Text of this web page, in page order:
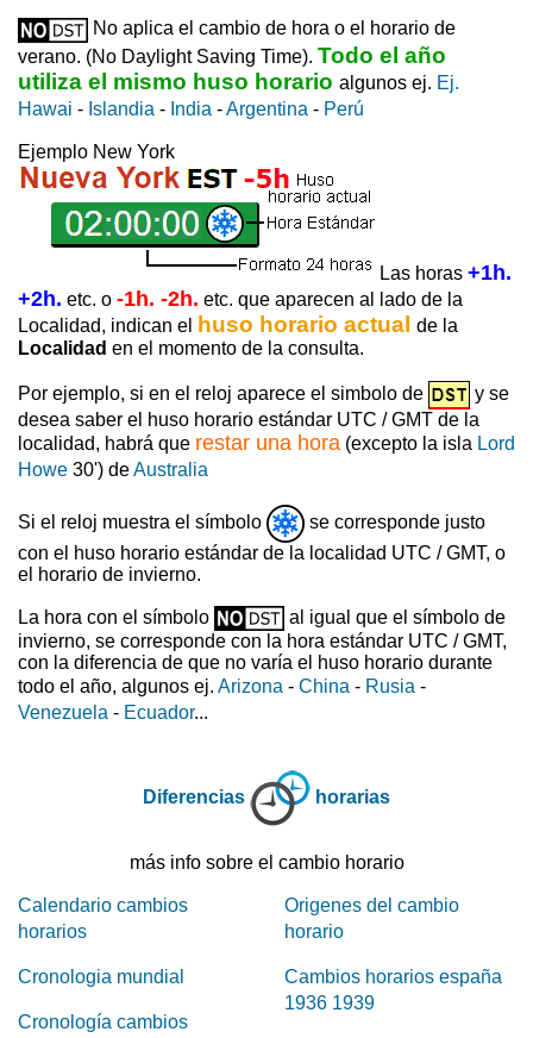
No aplica el cambio de hora o el horario de
verano. (No Daylight Saving Time). Todo el año
utiliza el mismo huso horario algunos ej. Ej.
Hawai - Islandia - India -Argentina - Perú
Ejemplo New York
Las horas +1h.
+2h. etc. o -1h. -2h. etc. que aparecen al lado de la
Localidad, indican el huso horario actual de la
Localidad en el momento de la consulta.
Por ejemplo, si en el reloj aparece el simbolo de
y se
desea saber el huso horario estándar UTC / GMT de la
localidad, habrá que restar una hora (excepto la isla Lord
Howe 30') deAustralia
Si el reloj muestra el símbolo
se corresponde justo
con el huso horario estándar de la localidad UTC / GMT, o
el horario de invierno.
La hora con el símbolo
al igual que el símbolo de
invierno, se corresponde con la hora estándar UTC / GMT,
con la diferencia de que no varía el huso horario durante
todo el año, algunos ej. Arizona - China - Rusia -
Venezuela - Ecuador...
Diferencias horarias
más info sobre el cambio horario
Calendario cambios
horarios
Cronologia mundial
Cronología cambios
Origenes del cambio
horario
Cambios horarios españa
1936 1939